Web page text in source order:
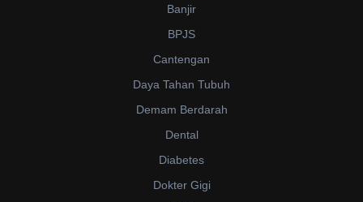
Banjir
BPJS
Cantengan
Daya Tahan Tubuh
Demam Berdarah
Dental
Diabetes
Dokter Gigi